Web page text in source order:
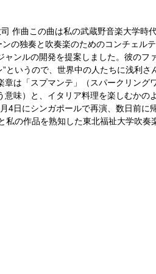
作曲この曲は私の武蔵野音楽大学時
の独奏と吹奏楽のためのコンチェルテ
ンルの開発を提案しました。彼のフ
というので、世界中の人たちに浅利さ
は「スプマンテ」（スパークリング
味）と、イタリア料理を楽しむかの
4日にシンガポールで再演、数日前に
私の作品を熟知した東北福祉大学吹奏